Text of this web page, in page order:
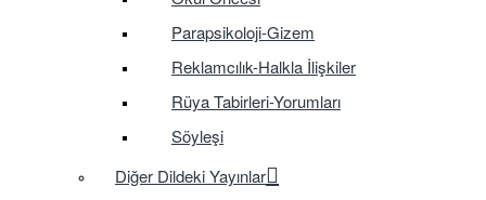
Parapsikoloji-Gizem
Reklamcılık-Halkla İlişkiler
Rüya Tabirleri-Yorumları
Söyleşi
Diğer Dildeki Yayınlar